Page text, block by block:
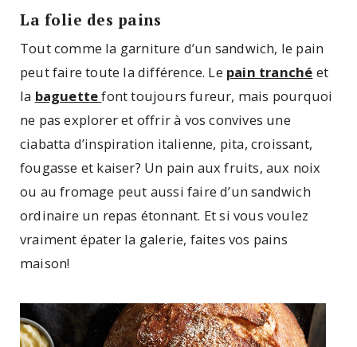
La folie des pains
Tout comme la garniture d’un sandwich, le pain
peut faire toute la différence. Le pain tranché et
la baguettefont toujours fureur, mais pourquoi
ne pas explorer et offrir à vos convives une
ciabatta d’inspiration italienne, pita, croissant,
fougasse et kaiser? Un pain aux fruits, aux noix
ou au fromage peut aussi faire d’un sandwich
ordinaire un repas étonnant. Et si vous voulez
vraiment épater la galerie, faites vos pains
maison!